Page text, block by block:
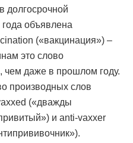
долгосрочной
объявлена
(«вакцинация») –
это слово
чем даже в прошлом году.
производных слов
(«дважды
и anti-vaxxer